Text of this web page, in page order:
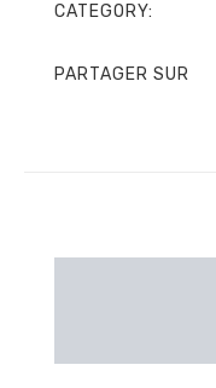
CATEGORY:
PARTAGER SUR